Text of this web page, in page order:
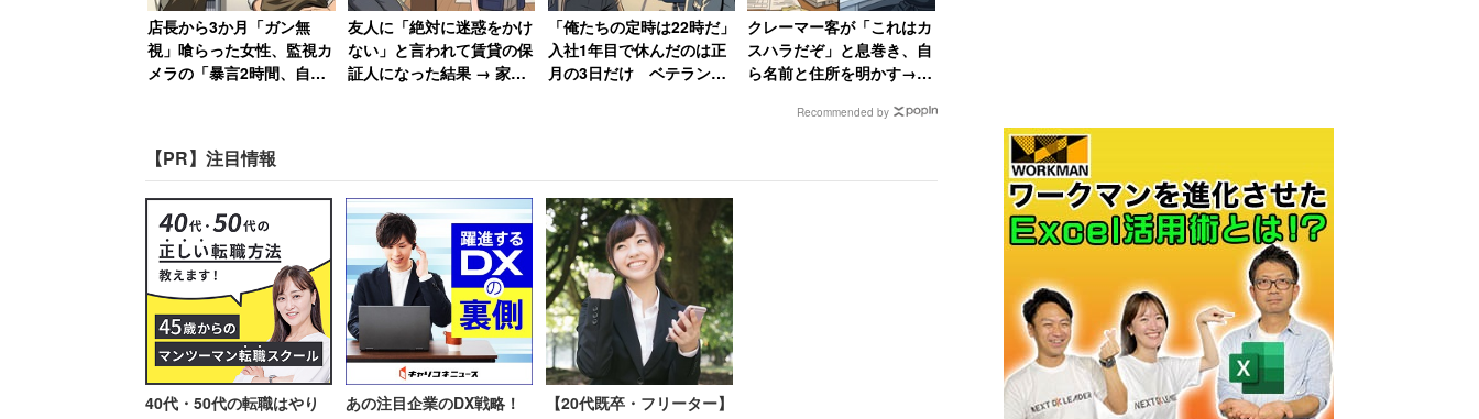
に出し、「こういう時にはこういうことをしなさい」と、すべき行動そのものを1から10まで
あらかじめ指示しておくマネジメントスタイルです。
考えずにやれ！」というステージです。自分でいろいろ考えたい人にとっては嫌な職場です
が、指示が明確なので快適だという人もいるでしょう。しかし、このステージが長く続くと
徐々に組織全体がモノを考えなくなっていき、活力が失われていくかもしれません。
そこで次のマネジメントの進化、自由化が必要となります。第3段階の
する」ステージです。目標や目的、ゴール等の求める結果を与えて、そこに到るまでの道は自
由に考えてよい（考えなさい）、そして結果を達成したらインセンティブを与えるというマネ
ジメントスタイルです。
店長から3か月「ガン無
視」喰らった女性、監視カ
メラの「暴言2時間、自転
友人に「絶対に迷惑をかけ
ない」と言われて賃貸の保
証人になった結果 → 家賃
「俺たちの定時は22時だ」
入社1年目で休んだのは正
月の3日だけ ベテラン男
クレーマー客が「これはカ
スハラだぞ」と息巻き、自
ら名前と住所を明かす→店
と撃退されるRecommended by
【PR】注目情報
40代・50代の転職はやり
あの注目企業のDX戦略！
【20代既卒・フリーター】